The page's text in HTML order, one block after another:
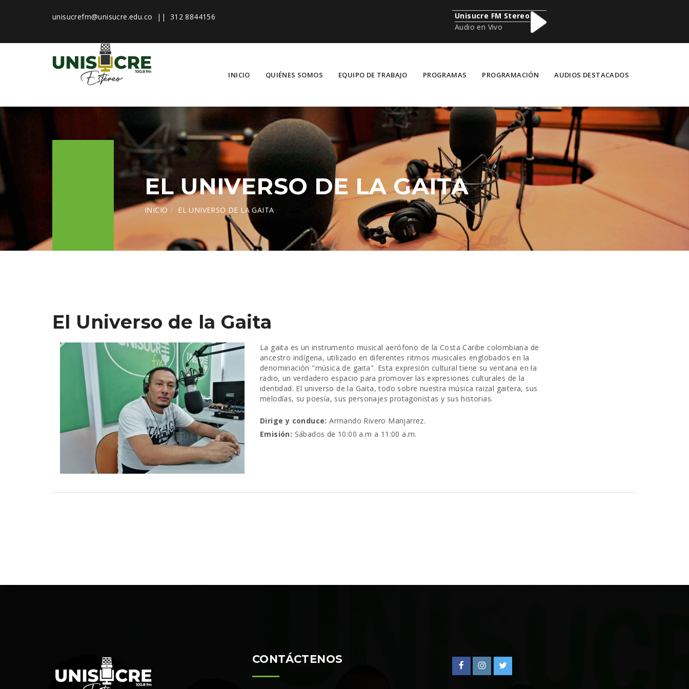
unisucrefm@unisucre.edu.co || 312 8844156
Unisucre FM Stereo
Audio en Vivo
INICIO QUIÉNES SOMOS EQUIPO DE TRABAJO PROGRAMAS PROGRAMACIÓN AUDIOS DESTACADOS
EL UNIVERSO DE LA GAITA
INICIO EL UNIVERSO DE LA GAITA
El Universo de la Gaita
La gaita es un instrumento musical aerófono de la Costa Caribe colombiana de
ancestro indígena, utilizado en diferentes ritmos musicales englobados en la
denominación "música de gaita". Esta expresión cultural tiene su ventana en la
radio, un verdadero espacio para promover las expresiones culturales de la
identidad. El universo de la Gaita, todo sobre nuestra música raizal gaitera, sus
melodías, su poesía, sus personajes protagonistas y sus historias.
Dirige y conduce: Armando Rivero Manjarrez.
Emisión: Sábados de 10:00 a.m a 11:00 a.m.
CONTÁCTENOS